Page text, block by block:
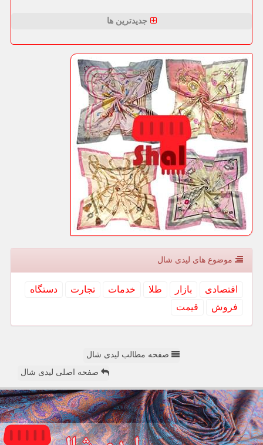
جدیدترین ها
موضوع های لیدی شال
اقتصادی بازار طلا خدمات تجارت
دستگاه
فروش
قیمت
صفحه مطالب لیدی شال
صفحه اصلی لیدی شال